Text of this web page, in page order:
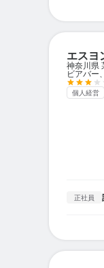
エスヨ
神奈川県
ビアバー
個人経営
正社員